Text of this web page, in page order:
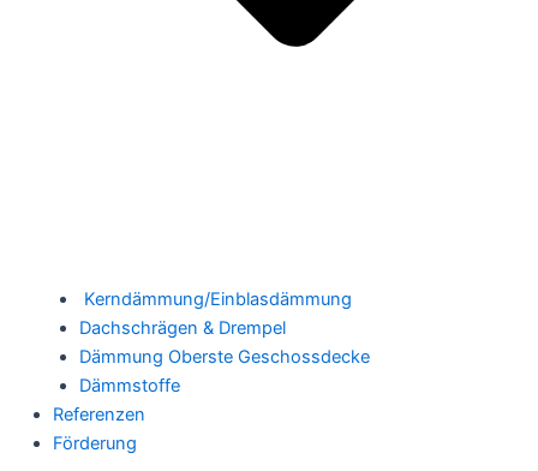
Kerndämmung/Einblasdämmung
Dachschrägen & Drempel
Dämmung Oberste Geschossdecke
Dämmstoffe
Referenzen
Förderung